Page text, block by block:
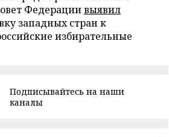
Федерациивыявил
западных стран к
избирательные
Подписывайтесь на наши
каналы